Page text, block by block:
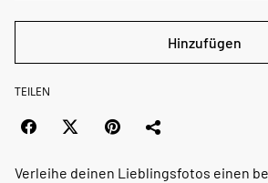
Hinzufügen
TEILEN
Verleihe deinen Lieblingsfotos einen